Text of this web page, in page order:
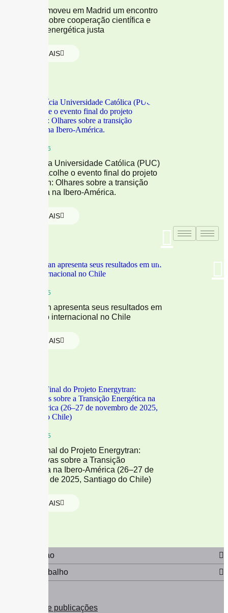
A OEI promoveu em Madrid um encontro
nacional sobre cooperação científica e
transição energética justa
LER MAIS
13/01/2026
A Pontifícia Universidade Católica (PUC)
do Chile acolhe o evento final do projeto
Energytran: Olhares sobre a transição
energética na Ibero-América.
LER MAIS
04/12/2025
Energytran apresenta seus resultados em
um evento internacional no Chile
LER MAIS
03/10/2025
Evento Final do Projeto Energytran:
Perspectivas sobre a Transição
Energética na Ibero-América (26–27 de
novembro de 2025, Santiago do Chile)
LER MAIS
Apresentaçao
Áreas de trabalho
Resultados e publicações